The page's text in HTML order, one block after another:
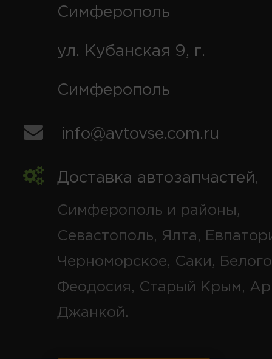
Симферополь
ул. Кубанская 9, г.
Симферополь
info@avtovse.com.ru
Доставка автозапчастей,
Симферополь и районы,
Севастополь, Ялта,
Черноморское, Саки,
Феодосия, Старый Крым,
Джанкой.